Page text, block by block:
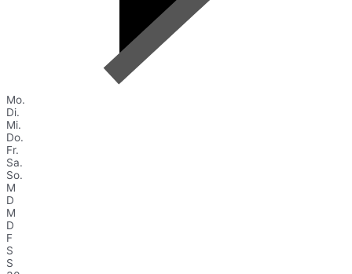
Mo.
Di.
Mi.
Do.
Fr.
Sa.
So.
M
D
M
D
F
S
S